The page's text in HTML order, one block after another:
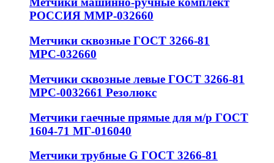
РОССИЯ ММР-032660
Метчики сквозные ГОСТ 3266-81
МРС-032660
Метчики сквозные левые ГОСТ 3266-81
МРС-0032661 Резолюкс
Метчики гаечные прямые для м/р ГОСТ
1604-71 МГ-016040
Метчики трубные G ГОСТ 3266-81